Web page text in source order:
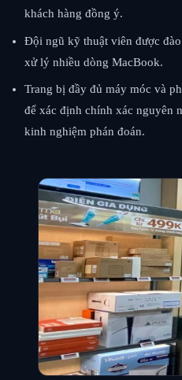
khách hàng đồng ý.
Đội ngũ kỹ thuật viên được
xử lý nhiều dòng MacBook.
Trang bị đầy đủ máy móc và
để xác định chính xác nguyên
kinh nghiệm phán đoán.